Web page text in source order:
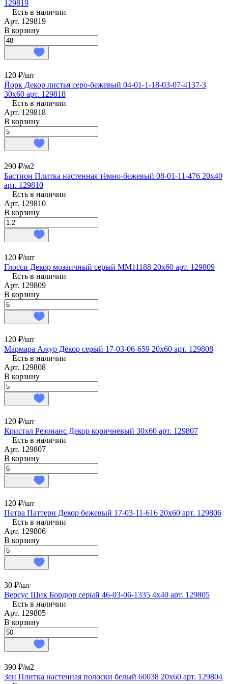
129819
Есть в наличии
Арт. 129819
В корзину
120 ₽/шт
Йорк Декор листья серо-бежевый 04-01-1-18-03-07-4137-3
30x60 арт. 129818
Есть в наличии
Арт. 129818
В корзину
290 ₽/м2
Бастион Плитка настенная тёмно-бежевый 08-01-11-476 20х40
арт. 129810
Есть в наличии
Арт. 129810
В корзину
120 ₽/шт
Глосси Декор мозаичный серый MM11188 20х60 арт. 129809
Есть в наличии
Арт. 129809
В корзину
120 ₽/шт
Мармара Ажур Декор серый 17-03-06-659 20х60 арт. 129808
Есть в наличии
Арт. 129808
В корзину
120 ₽/шт
Кристал Резонанс Декор коричневый 30х60 арт. 129807
Есть в наличии
Арт. 129807
В корзину
120 ₽/шт
Петра Паттерн Декор бежевый 17-03-11-616 20х60 арт. 129806
Есть в наличии
Арт. 129806
В корзину
30 ₽/шт
Версус Шик Бордюр серый 46-03-06-1335 4х40 арт. 129805
Есть в наличии
Арт. 129805
В корзину
390 ₽/м2
Зен Плитка настенная полоски белый 60038 20х60 арт. 129804